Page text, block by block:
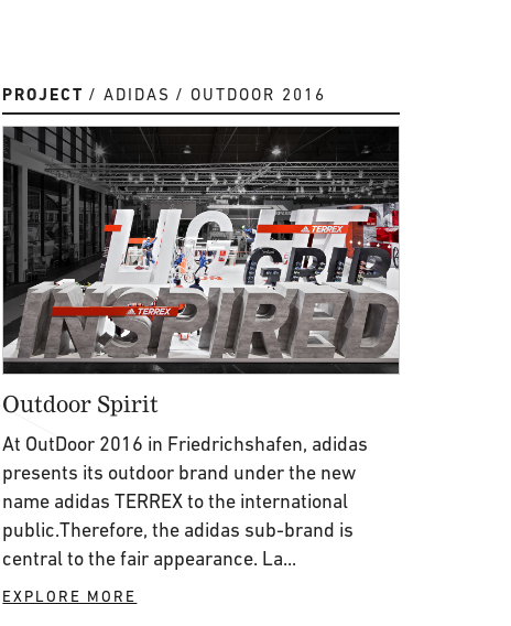
PROJECT ADIDAS OUTDOOR 2016
Outdoor Spirit
At OutDoor 2016 in Friedrichshafen, adidas
presents its outdoor brand under the new
name adidas TERREX to the international
public.Therefore, the adidas sub-brand is
central to the fair appearance. La...
EXPLORE MORE